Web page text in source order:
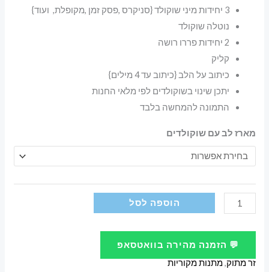
3 יחידות מיני שוקולד {סניקרס ,פסק זמן ,מקופלת, ועוד}
נוטלה שוקולד
2 יחידות פררו רושה
קליק
כיתוב על הלב {כיתוב עד 4 מילים}
יתכן שינוי בשוקולדים לפי מלאי החנות
התמונה להמחשה בלבד
מארז לב עם שוקולדים
כמות
של
מארז
עם
הוספה לסל
💬 הזמנה מהירה בוואטסאפ
זר מתוק,מתנות מקוריות